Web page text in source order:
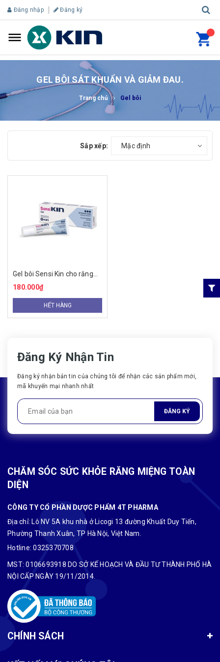
Đăng nhập Đăng ký
GEL BÔI SÁT KHUẨN VÀ GIẢM ĐAU.
Trang chủ Gel bôi
Sắp xếp: Mặc định
Gel bôi Sensi Kin cho răng
nhạy cảm dùng cấp tốc
180.000₫
HẾT HÀNG
Đăng Ký Nhận Tin
Đăng ký nhận bản tin của chúng tôi để nhận các sản phẩm mới,
mã khuyến mại nhanh nhất
ĐĂNG KÝ
CHĂM SÓC SỨC KHỎE RĂNG MIỆNG TOÀN
DIỆN
CÔNG TY CỔ PHẦN DƯỢC PHẨM 4T PHARMA
Địa chỉ: Lô NV 5A khu nhà ở Licogi 13 đường Khuất Duy Tiến,
Phường Thanh Xuân, TP Hà Nội, Việt Nam.
Hotline:0325370708
MST: 0106693918 DO SỞ KẾ HOẠCH VÀ ĐẦU TƯ THÀNH PHỐ HÀ
NỘI CẤP NGÀY 19/11/2014.
CHÍNH SÁCH